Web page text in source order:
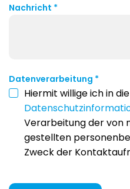
Nachricht *
Datenverarbeitung *
Hiermit willige ich in
Verarbeitung der von
gestellten
Zweck der